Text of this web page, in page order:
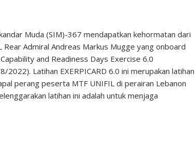
Muda (SIM)-367 mendapatkan kehormatan dari
Admiral Andreas Markus Mugge yang onboard
and Readiness Days Exercise 6.0
2022). Latihan EXERPICARD 6.0 ini merupakan latihan
perang peserta MTF UNIFIL di perairan Lebanon
latihan ini adalah untuk menjaga